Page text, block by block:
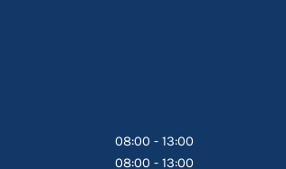
08:00 - 13:00
08:00 - 13:00